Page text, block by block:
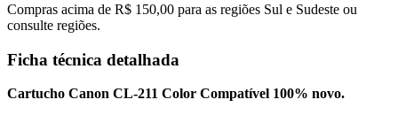
Compras acima de R$ 150,00 para as regiões Sul e Sudeste ou
consulte regiões.
Ficha técnica detalhada
Cartucho Canon CL-211 Color Compatível 100% novo.